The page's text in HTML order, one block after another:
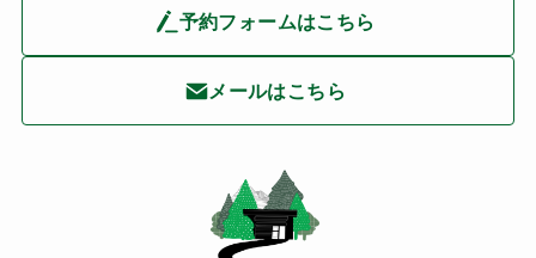
予約フォームはこちら
メールはこちら